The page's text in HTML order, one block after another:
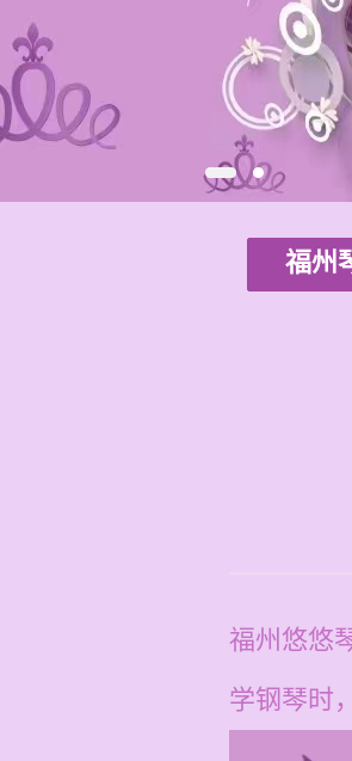
福州
福州悠悠
学钢琴时